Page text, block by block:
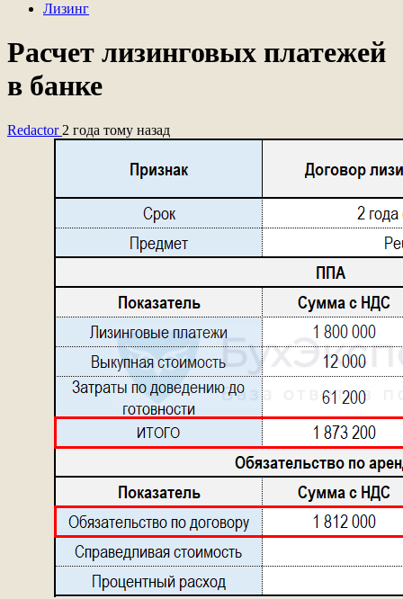
Лизинг
Расчет лизинговых платежей
в банке
Redactor 2 года тому назад